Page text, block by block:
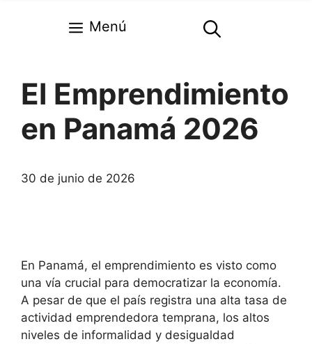
Menú
El Emprendimiento
en Panamá 2026
30 de junio de 2026
En Panamá, el emprendimiento es visto como
una vía crucial para democratizar la economía.
A pesar de que el país registra una alta tasa de
actividad emprendedora temprana, los altos
niveles de informalidad y desigualdad